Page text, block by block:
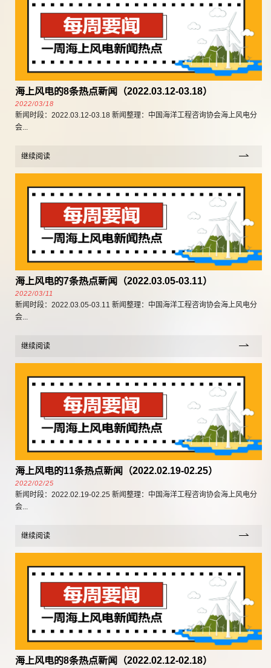
海上风电的8条热点新闻（2022.03.12-03.18）
2022/03/18
新闻时段：2022.03.12-03.18 新闻整理：中国海洋工程咨询协会海上风电分
会...
继续阅读
海上风电的7条热点新闻（2022.03.05-03.11）
2022/03/11
新闻时段：2022.03.05-03.11 新闻整理：中国海洋工程咨询协会海上风电分
会...
继续阅读
海上风电的11条热点新闻（2022.02.19-02.25）
2022/02/25
新闻时段：2022.02.19-02.25 新闻整理：中国海洋工程咨询协会海上风电分
会...
继续阅读
海上风电的8条热点新闻（2022.02.12-02.18）